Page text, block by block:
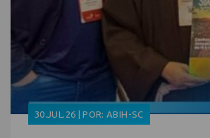
30.JUL.26 | POR: ABIH-SC